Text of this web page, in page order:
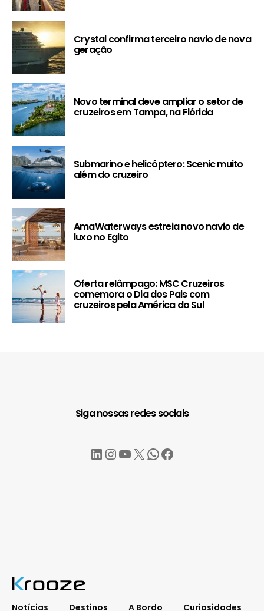
Crystal confirma terceiro navio de nova
geração
Novo terminal deve ampliar o setor de
cruzeiros em Tampa, na Flórida
Submarino e helicóptero: Scenic muito
além do cruzeiro
AmaWaterways estreia novo navio de
luxo no Egito
Oferta relâmpago: MSC Cruzeiros
comemora o Dia dos Pais com
cruzeiros pela América do Sul
Siga nossas redes sociais
LinkedIn
Instagram
YouTube
X WhatsApp
Facebook
Notícias Destinos A Bordo Curiosidades